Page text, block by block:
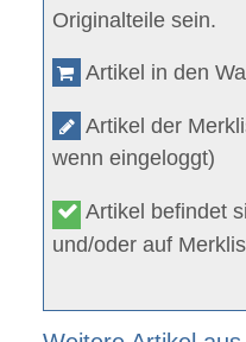
Originalteile sein.
Artikel in den
Artikel der
wenn eingeloggt)
Artikel befindet
und/oder auf